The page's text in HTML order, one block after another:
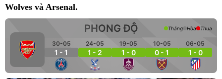
Wolves và Arsenal.
PHONG ĐỘ
30-05
1 - 1
24-05
1 - 2
19-05
1 - 0
10-05
0 - 1
06-05
1 - 0
Thắng Hòa Thua